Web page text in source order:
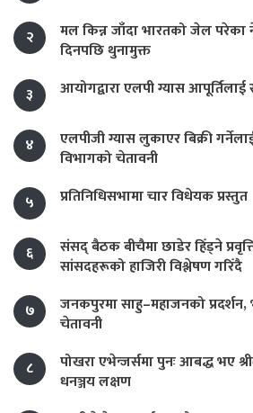
२
मल किन्न जाँदा भारतको जेल परेका
दिनपछि थुनामुक्त
३
आयोगद्वारा एलपी ग्यास
४
एलपीजी ग्यास लुकाएर बिक्री
विभागको चेतावनी
५
प्रतिनिधिसभामा चार विधेयक प्रस्तुत
६
संसद् बैठक बीचैमा छाडेर हिँड्ने
सांसदहरूको हाजिरी विश्लेषण गरिँदै
७
जनकपुरमा साहु–महाजनको प्रदर्शन,
चेतावनी
८
पोखरा एभेन्जर्समा पुनः आबद्ध भए
धनञ्जय लक्षण